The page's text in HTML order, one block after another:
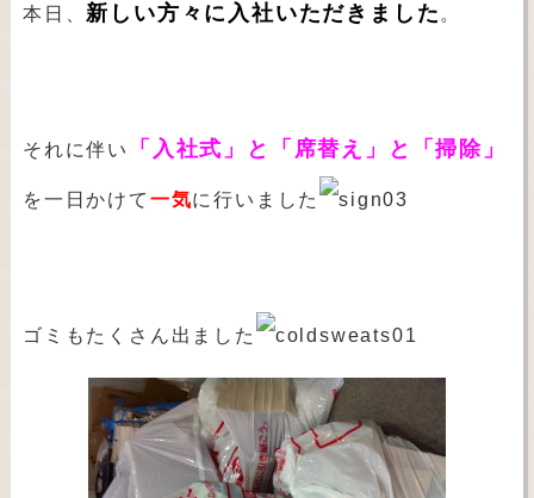
本日、 新しい方々に入社いただきました 。
それに伴い 「 入社式」と「席替え」と「掃除」
を一日かけて 一気に行いました
ゴミもたくさん出ました